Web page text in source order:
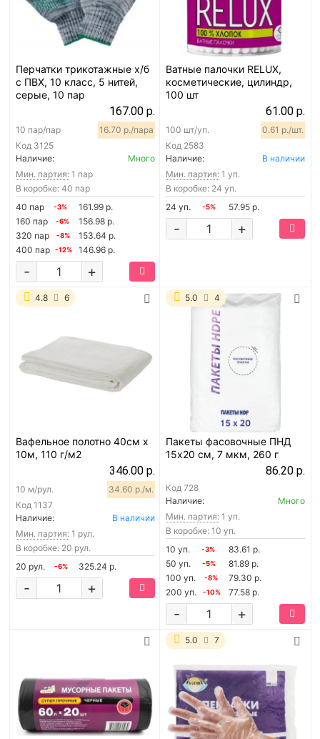
Перчатки трикотажные х/б
с ПВХ, 10 класс, 5 нитей,
серые, 10 пар
167.00 р.
Код 3125
10 пар/пар 16.70 р./пара
Наличие:
Много
Мин. партия: 1 пар
В коробке: 40 пар
40 пар
-3%
161.99 р.
160 пар
-6%
156.98 р.
320 пар
-8%
153.64 р.
400 пар
-12% 146.96 р.
+
-
Ватные палочки RELUX,
косметические, цилиндр,
100 шт
61.00 р.
Код 2583
100 шт/уп. 0.61 р./шт.
Наличие:
В наличии
Мин. партия: 1 уп.
В коробке: 24 уп.
24 уп.
-5% 57.95 р.
+
-
4.8 6
Вафельное полотно 40см х
10м, 110 г/м2
346.00 р.
Код 1137
10 м/рул. 34.60 р./м.
Наличие:
В наличии
Мин. партия: 1 рул.
В коробке: 20 рул.
20 рул.
-6% 325.24 р.
+
-
5.0 4
Пакеты фасовочные ПНД
15х20 см, 7 мкм, 260 г
86.20 р.
Код 728
Наличие:
Много
Мин. партия: 1 уп.
В коробке: 10 уп.
10 уп.
-3%
83.61 р.
50 уп.
-5%
81.89 р.
100 уп.
-8%
79.30 р.
200 уп.
-10% 77.58 р.
+
-
5.0 7